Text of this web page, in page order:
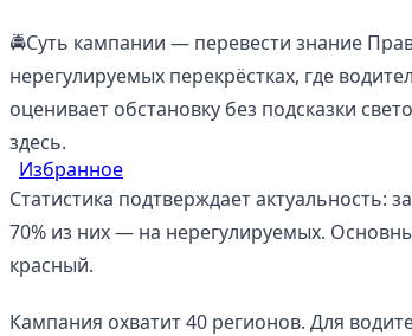
Избранное
🚔Суть кампании — перевести знание
нерегулируемых перекрёстках, где
оценивает обстановку без подсказки
здесь.
Статистика подтверждает актуальность:
70% из них — на нерегулируемых.
красный.
Кампания охватит 40 регионов. Для